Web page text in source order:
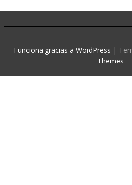
Funciona gracias a WordPress |
Themes